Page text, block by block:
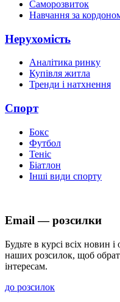
Саморозвиток
Навчання за
Нерухомість
Аналітика ринку
Купівля житла
Тренди і натхнення
Спорт
Бокс
Футбол
Теніс
Біатлон
Інші види спорту
Email — розсилки
Будьте в курсі всіх новин
наших розсилок, щоб
інтересам.
до розсилок